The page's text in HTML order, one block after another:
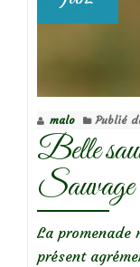
malo Publié
Belle
Sauvage
La promenade
présent